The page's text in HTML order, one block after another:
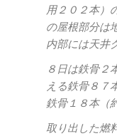
用２０２本）
の屋根部分は
内部には天井
８日は鉄骨２
える鉄骨８７
鉄骨１８本（
取り出した燃